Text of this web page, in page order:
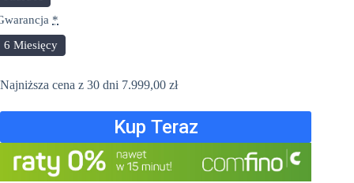
*
6 Miesięcy
Najniższa cena z 30 dni 7.999,00 zł
Kup Teraz